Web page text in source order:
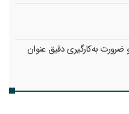
به‌کارگیری دقیق عنوان